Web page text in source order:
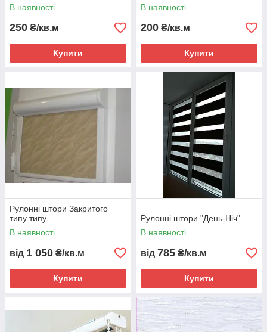
В наявності
250 ₴/кв.м
Купити
В наявності
200 ₴/кв.м
Купити
Рулонні штори Закритого
типу типу
В наявності
від 1 050 ₴/кв.м
Купити
Рулонні штори "День-Ніч"
В наявності
від 785 ₴/кв.м
Купити